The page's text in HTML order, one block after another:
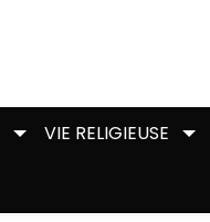
VIE RELIGIEUSE